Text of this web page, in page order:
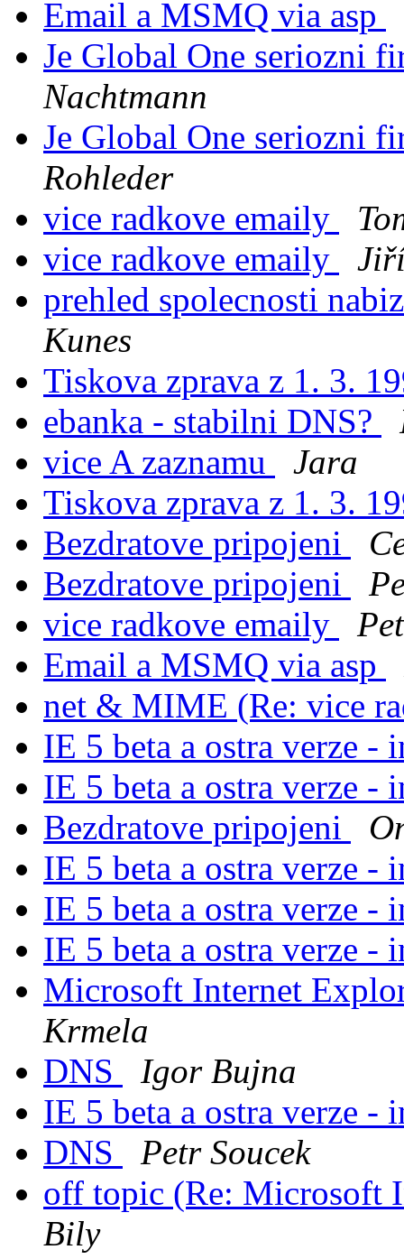
Email a MSMQ via asp
Je Global One seriozni
Nachtmann
Je Global One seriozni
Rohleder
vice radkove emaily
vice radkove emaily
prehled spolecnosti
Kunes
Tiskova zprava z 1. 3.
ebanka - stabilni DNS?
vice A zaznamu
Jara
Tiskova zprava z 1. 3.
Bezdratove pripojeni
Bezdratove pripojeni
vice radkove emaily
Email a MSMQ via asp
net & MIME (Re: vice
IE 5 beta a ostra verze -
IE 5 beta a ostra verze -
Bezdratove pripojeni
IE 5 beta a ostra verze -
IE 5 beta a ostra verze -
IE 5 beta a ostra verze -
Microsoft Internet
Krmela
DNS
Igor Bujna
IE 5 beta a ostra verze -
DNS
Petr Soucek
off topic (Re: Microsoft
Bily